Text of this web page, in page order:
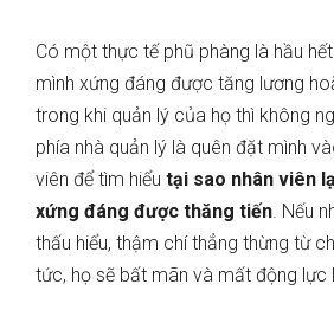
Có một thực tế phũ phàng là hầu
mình xứng đáng được tăng lương
trong khi quản lý của họ thì không
phía nhà quản lý là quên đặt mình
viên để tìm hiểu tại sao nhân viên
xứng đáng được thăng tiến. Nếu
thấu hiểu, thậm chí thẳng thừng từ
tức, họ sẽ bất mãn và mất động lực